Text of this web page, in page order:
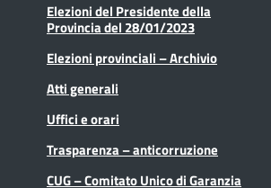
Elezioni del Presidente della
Provincia del 28/01/2023
Elezioni provinciali – Archivio
Atti generali
Uffici e orari
Trasparenza – anticorruzione
CUG – Comitato Unico di Garanzia